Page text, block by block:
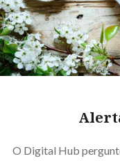
O Digital Hub